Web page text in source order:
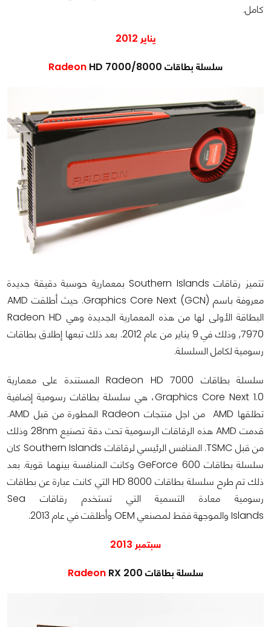
كامل.
يناير 2012
سلسلة بطاقات Radeon HD 7000/8000
تتميز رقاقات Southern Islands بمعمارية حوسبة دقيقة جديدة
معروفة باسم (Graphics Core Next (GCN. حيث أطلقت AMD
البطاقة الأولى لها من هذه المعمارية الجديدة وهي Radeon HD
7970, وذلك في 9 يناير من عام 2012. بعد ذلك تبعها إطلاق بطاقات
رسومية لكامل السلسلة.
سلسلة بطاقات Radeon HD 7000 المستندة على معمارية
Graphics Core Next 1.0، هي سلسلة بطاقات رسومية إضافية
تطلقها AMD من اجل منتجات Radeon المطورة من قبل AMD.
قدمت AMD هذه الرقاقات الرسومية تحت دقة تصنيع 28nm وذلك
من قبل TSMC. المنافس الرئيسي لرقاقات Southern Islands كان
سلسلة بطاقات GeForce 600 وكانت المنافسة بينهما قوية. بعد
ذلك تم طرح سلسلة بطاقات HD 8000 التي كانت عبارة عن بطاقات
رسومية معادة التسمية التي تستخدم رقاقات Sea
Islands والموجهة فقط لمصنعي OEM وأطلقت في عام 2013.
سبتمبر 2013
سلسلة بطاقات Radeon RX 200